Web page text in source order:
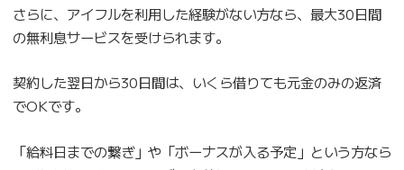
さらに、アイフルを利用した経験がない方なら、最大30日間
の無利息サービスを受けられます。
契約した翌日から30日間は、いくら借りても元金のみの返済
でOKです。
「給料日までの繋ぎ」や「ボーナスが入る予定」という方なら